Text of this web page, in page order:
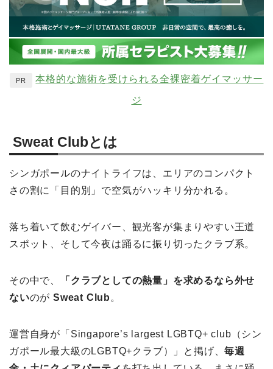
PR 本格的な施術を受けられる全裸密着ゲイマッサー
ジ
Sweat Clubとは
シンガポールのナイトライフは、エリアのコンパクト
さの割に「目的別」で空気がハッキリ分かれる。
落ち着いて飲むゲイバー、観光客が集まりやすい王道
スポット、そして今夜は踊るに振り切ったクラブ系。
その中で、
「クラブとしての熱量」を求めるなら外せ
ないのがSweat Club 。
運営自身が「Singapore’s largest LGBTQ+ club（シン
ガポール最大級のLGBTQ+クラブ）」と掲げ、毎週